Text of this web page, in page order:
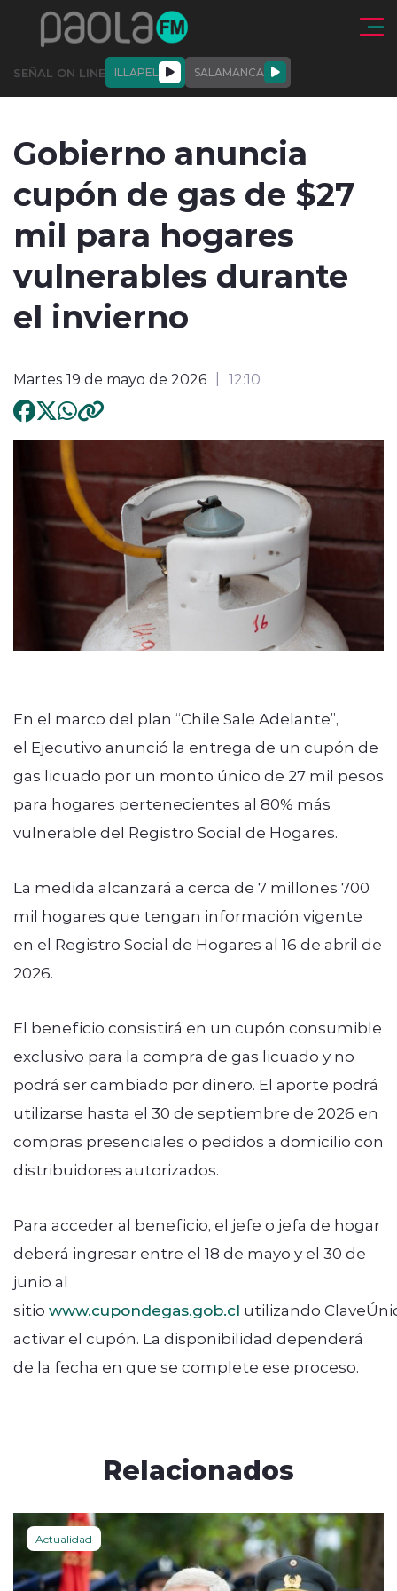
Click acá para ir directamente al contenido
SEÑAL ON LINE ILLAPEL SALAMANCA
ACTUALIDAD ENTREVISTAS
modo claro
Gobierno anuncia
cupón de gas de $27
mil para hogares
vulnerables durante
el invierno
Martes 19 de mayo de 2026 12:10
En el marco del plan “Chile Sale Adelante”,
el Ejecutivo anunció la entrega de un cupón de
gas licuado por un monto único de 27 mil pesos
para hogares pertenecientes al 80% más
vulnerable del Registro Social de Hogares.
La medida alcanzará a cerca de 7 millones 700
mil hogares que tengan información vigente
en el Registro Social de Hogares al 16 de abril de
2026.
El beneficio consistirá en un cupón consumible
exclusivo para la compra de gas licuado y no
podrá ser cambiado por dinero. El aporte podrá
utilizarse hasta el 30 de septiembre de 2026 en
compras presenciales o pedidos a domicilio con
distribuidores autorizados.
Para acceder al beneficio, el jefe o jefa de hogar
deberá ingresar entre el 18 de mayo y el 30 de
junio al
sitio www.cupondegas.gob.cl utilizando
activar el cupón. La disponibilidad dependerá
de la fecha en que se complete ese proceso.
Relacionados
Actualidad